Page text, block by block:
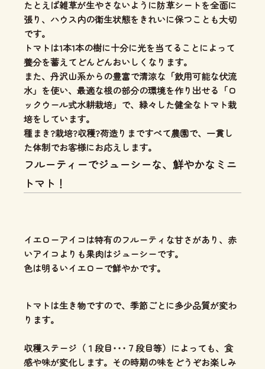
たとえば雑草が生やさないように防草シートを全面に
張り、ハウス内の衛生状態をきれいに保つことも大切
です。
トマトは1本1本の樹に十分に光を当てることによって
養分を蓄えてどんどんおいしくなります。
また、丹沢山系からの豊富で清涼な「飲用可能な伏流
水」を使い、 最適な根の部分の環境を作り出せる「ロ
ックウール式水耕栽培」 で、緑々した健全なトマト栽
培をしています。
種まき?栽培?収穫?荷造りまですべて農園で、一貫し
た体制でお客様にお応えします。
フルーティーでジューシーな、鮮やかなミニ
トマト！
イエローアイコは特有のフルーティな甘さがあり、 赤
いアイコよりも果肉はジューシーです。
色は明るいイエローで鮮やかです。
トマトは生き物ですので、季節ごとに多少品質が変わ
ります。
収穫ステージ（１段目･･･７段目等）によっても、食
感や味が変化します。その時期の味をどうぞお楽しみ